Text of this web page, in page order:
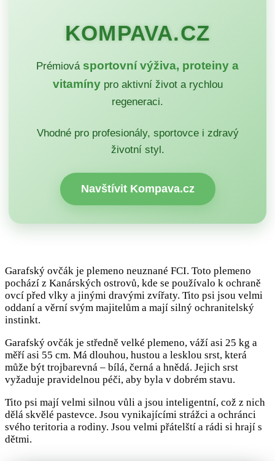
KOMPAVA.CZ
Prémiová sportovní výživa, proteiny a
vitamínypro aktivní život a rychlou
regeneraci.
Vhodné pro profesionály, sportovce i zdravý
životní styl.
Navštívit Kompava.cz
Garafský ovčák je plemeno neuznané FCI. Toto plemeno
pochází z Kanárských ostrovů, kde se používalo k ochraně
ovcí před vlky a jinými dravými zvířaty. Tito psi jsou velmi
oddaní a věrní svým majitelům a mají silný ochranitelský
instinkt.
Garafský ovčák je středně velké plemeno, váží asi 25 kg a
měří asi 55 cm. Má dlouhou, hustou a lesklou srst, která
může být trojbarevná – bílá, černá a hnědá. Jejich srst
vyžaduje pravidelnou péči, aby byla v dobrém stavu.
Tito psi mají velmi silnou vůli a jsou inteligentní, což z nich
dělá skvělé pastevce. Jsou vynikajícími strážci a ochránci
svého teritoria a rodiny. Jsou velmi přátelští a rádi si hrají s
dětmi.